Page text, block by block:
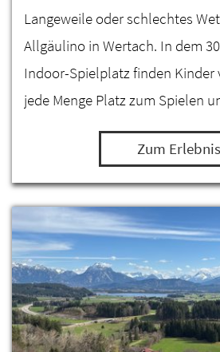
Langeweile oder schlechtes
Allgäulino in Wertach. In dem
Indoor-Spielplatz finden Kinder
jede Menge Platz zum Spielen
Zum Erlebnis